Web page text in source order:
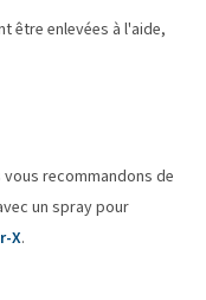
être enlevées à l'aide,
recommandons de
un spray pour
X.